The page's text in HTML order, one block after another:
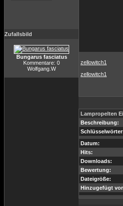
Zufallsbild
Bungarus fasciatus
Kommentare: 0
Wolfgang.W
zellowitch1
zellowitch1
Lampropelten
Beschreibung:
Datum:
Hits:
Downloads:
Bewertung:
Dateigröße:
Hinzugefügt